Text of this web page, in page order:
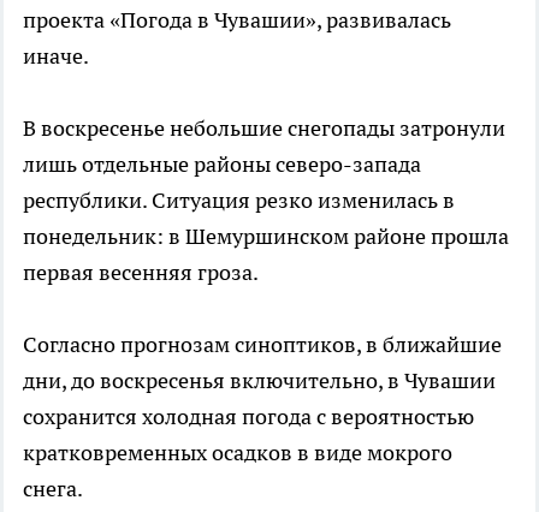
проекта «Погода в Чувашии», развивалась
иначе.
В воскресенье небольшие снегопады затронули
лишь отдельные районы северо-запада
республики. Ситуация резко изменилась в
понедельник: в Шемуршинском районе прошла
первая весенняя гроза.
Согласно прогнозам синоптиков, в ближайшие
дни, до воскресенья включительно, в Чувашии
сохранится холодная погода с вероятностью
кратковременных осадков в виде мокрого
снега.